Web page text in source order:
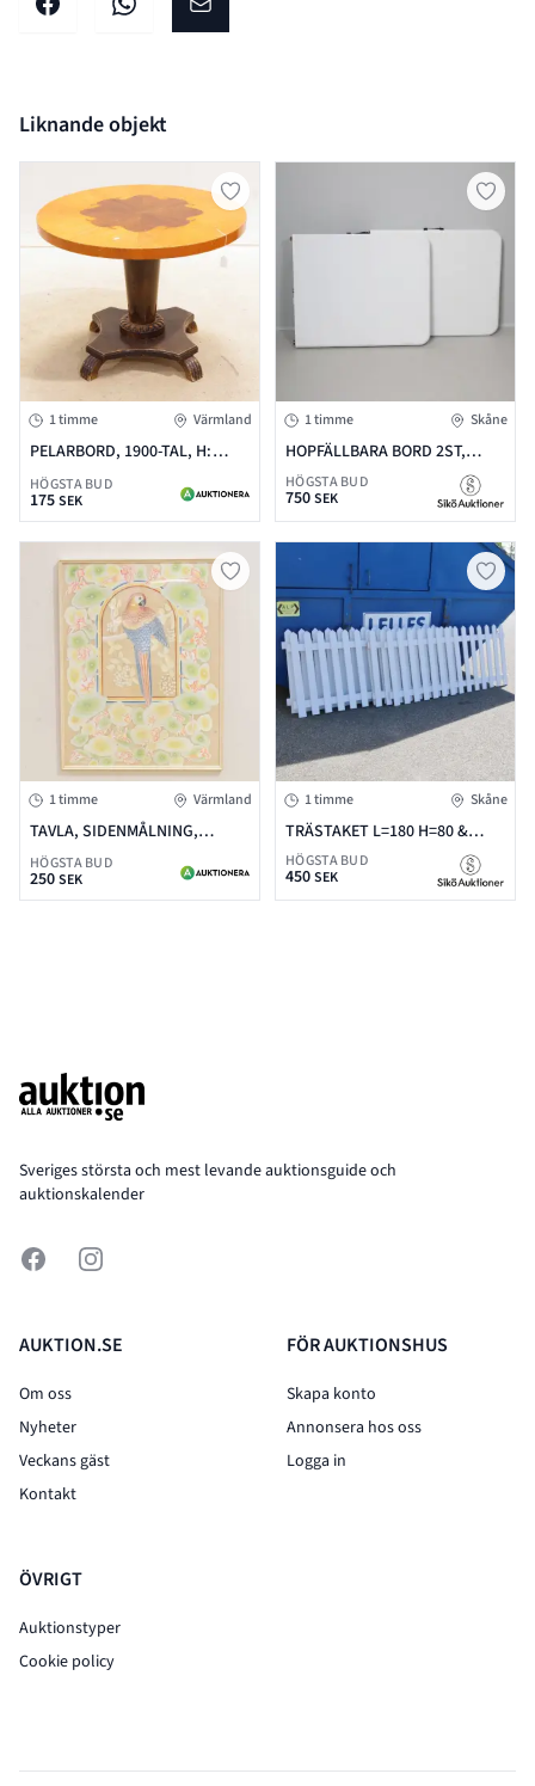
Dela på facebookDela på WhatsAppDela på E-post
Liknande objekt
1 timme Värmland
PELARBORD, 1900-TAL, H:
62CM D: 80CM
HÖGSTA BUD
175SEK
1 timme Skåne
HOPFÄLLBARA BORD 2ST,
PLAST & METALL 180X75
HÖGSTA BUD
750SEK
1 timme Värmland
TAVLA, SIDENMÅLNING,
RAMMÅTT: 89X115CM
HÖGSTA BUD
250SEK
1 timme Skåne
TRÄSTAKET L=180 H=80 &
MINDRE
HÖGSTA BUD
450SEK
Sveriges största och mest levande auktionsguide och
auktionskalender
FacebookInstagram
AUKTION.SE
Om oss
Nyheter
Veckans gäst
Kontakt
ÖVRIGT
Auktionstyper
Cookie policy
FÖR AUKTIONSHUS
Skapa konto
Annonsera hos oss
Logga in